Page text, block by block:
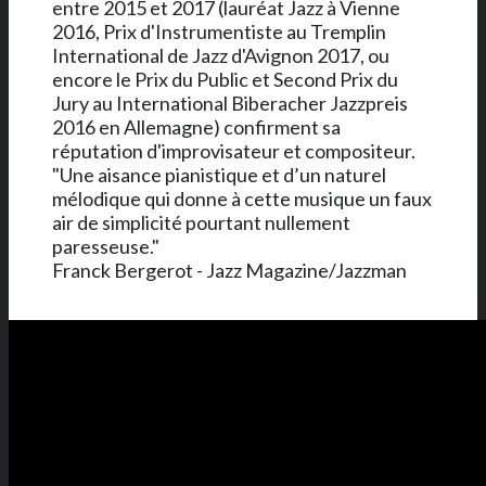
entre 2015 et 2017 (lauréat Jazz à Vienne
2016, Prix d'Instrumentiste au Tremplin
International de Jazz d'Avignon 2017, ou
encore le Prix du Public et Second Prix du
Jury au International Biberacher Jazzpreis
2016 en Allemagne) confirment sa
réputation d'improvisateur et compositeur.
"Une aisance pianistique et d’un naturel
mélodique qui donne à cette musique un faux
air de simplicité pourtant nullement
paresseuse."
Franck Bergerot - Jazz Magazine/Jazzman